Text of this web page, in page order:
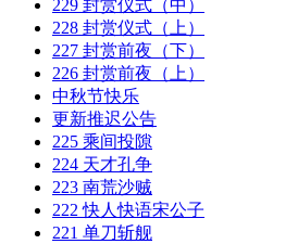
229 封赏仪式（中）
228 封赏仪式（上）
227 封赏前夜（下）
226 封赏前夜（上）
中秋节快乐
更新推迟公告
225 乘间投隙
224 天才孔争
223 南荒沙贼
222 快人快语宋公子
221 单刀斩舰